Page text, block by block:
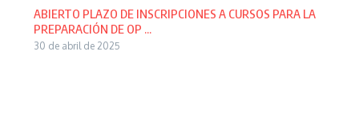
ABIERTO PLAZO DE INSCRIPCIONES A CURSOS PARA LA
PREPARACIÓN DE OP ...
30 de abril de 2025